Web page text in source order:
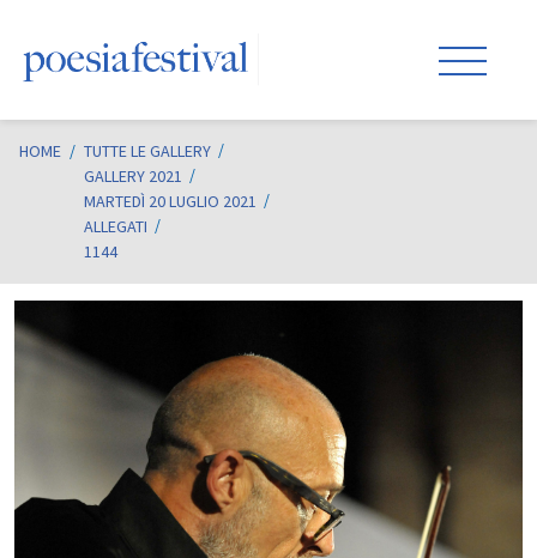
HOME / TUTTE LE GALLERY
GALLERY 2021
MARTEDÌ 20 LUGLIO 2021
ALLEGATI
1144